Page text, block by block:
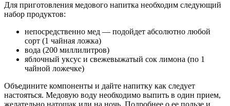
Для приготовления медового напитка необходим следующий
набор продуктов:
непосредственно мед — подойдет абсолютно любой
сорт (1 чайная ложка)
вода (200 миллилитров)
яблочный уксус и свежевыжатый сок лимона (по 1
чайной ложечке)
Объедините компоненты и дайте напитку как следует
настояться. Медовую воду необходимо выпить в один прием,